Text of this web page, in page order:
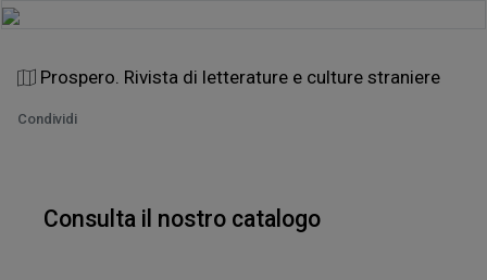
Prospero. Rivista di letterature e culture straniere
Condividi
Consulta il nostro catalogo